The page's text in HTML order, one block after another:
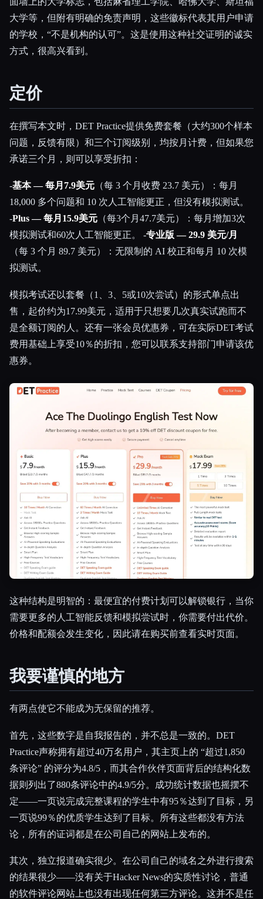
大学等，但附有明确的免责声明，这些徽标代表其用户申请
的学校，“不是机构的认可”。这是使用这种社交证明的诚实
方式，很高兴看到。
定价
在撰写本文时，DET Practice提供免费套餐（大约300个样本
问题，反馈有限）和三个订阅级别，均按月计费，但如果您
承诺三个月，则可以享受折扣：
-基本 — 每月7.9美元 （每 3 个月收费 23.7 美元）：每月
18,000 多个问题和 10 次人工智能更正，但没有模拟测试。
-Plus — 每月15.9美元 （每3个月47.7美元）：每月增加3次
模拟测试和60次人工智能更正。 -专业版 — 29.9 美元/月
（每 3 个月 89.7 美元）：无限制的 AI 校正和每月 10 次模
拟测试。
模拟考试还以套餐（1、3、5或10次尝试）的形式单点出
售，起价约为17.99美元，适用于只想要几次真实试跑而不
是全额订阅的人。还有一张会员优惠券，可在实际DET考试
费用基础上享受10％的折扣，您可以联系支持部门申请该优
惠券。
这种结构是明智的：最便宜的付费计划可以解锁银行，当你
需要更多的人工智能反馈和模拟尝试时，你需要付出代价。
价格和配额会发生变化，因此请在购买前查看实时页面。
我要谨慎的地方
有两点使它不能成为无保留的推荐。
首先，这些数字是自我报告的，并不总是一致的。DET
Practice声称拥有超过40万名用户，其主页上的 “超过1,850
条评论” 的评分为4.8/5，而其合作伙伴页面背后的结构化数
据则列出了880条评论中的4.9/5分。成功统计数据也摇摆不
定——一页说完成完整课程的学生中有95％达到了目标，另
一页说99％的优质学生达到了目标。所有这些都没有方法
论，所有的证词都是在公司自己的网站上发布的。
其次，独立报道确实很少。在公司自己的域名之外进行搜索
的结果很少——没有关于Hacker News的实质性讨论，普通
的软件评论网站上也没有出现任何第三方评论。这并不是任